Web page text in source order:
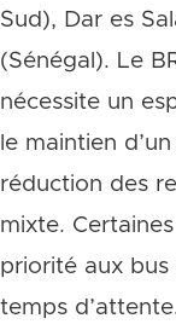
Sud), Dar es
(Sénégal). Le
nécessite un
le maintien
réduction des
mixte.
priorité aux bus
temps